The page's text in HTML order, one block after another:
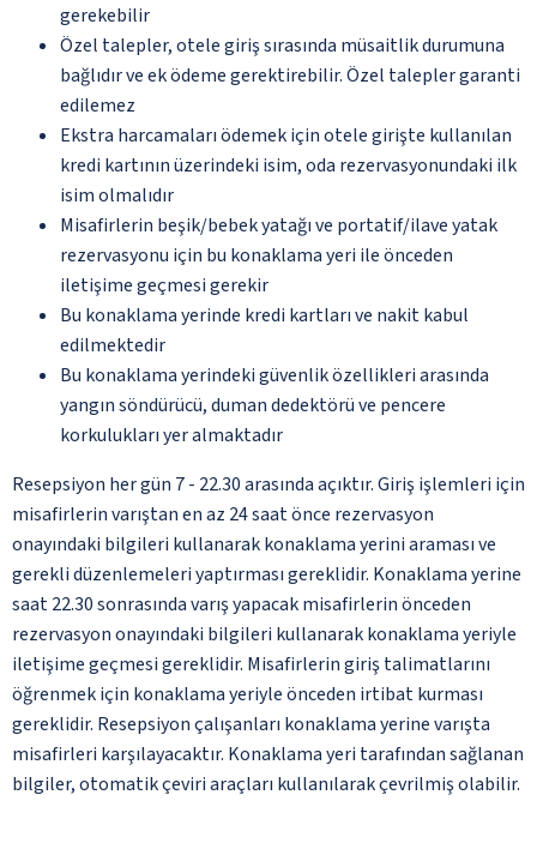
gerekebilir
Özel talepler, otele giriş sırasında müsaitlik durumuna
bağlıdır ve ek ödeme gerektirebilir. Özel talepler garanti
edilemez
Ekstra harcamaları ödemek için otele girişte kullanılan
kredi kartının üzerindeki isim, oda rezervasyonundaki ilk
isim olmalıdır
Misafirlerin beşik/bebek yatağı ve portatif/ilave yatak
rezervasyonu için bu konaklama yeri ile önceden
iletişime geçmesi gerekir
Bu konaklama yerinde kredi kartları ve nakit kabul
edilmektedir
Bu konaklama yerindeki güvenlik özellikleri arasında
yangın söndürücü, duman dedektörü ve pencere
korkulukları yer almaktadır
Resepsiyon her gün 7 - 22.30 arasında açıktır. Giriş işlemleri için
misafirlerin varıştan en az 24 saat önce rezervasyon
onayındaki bilgileri kullanarak konaklama yerini araması ve
gerekli düzenlemeleri yaptırması gereklidir. Konaklama yerine
saat 22.30 sonrasında varış yapacak misafirlerin önceden
rezervasyon onayındaki bilgileri kullanarak konaklama yeriyle
iletişime geçmesi gereklidir. Misafirlerin giriş talimatlarını
öğrenmek için konaklama yeriyle önceden irtibat kurması
gereklidir. Resepsiyon çalışanları konaklama yerine varışta
misafirleri karşılayacaktır. Konaklama yeri tarafından sağlanan
bilgiler, otomatik çeviri araçları kullanılarak çevrilmiş olabilir.